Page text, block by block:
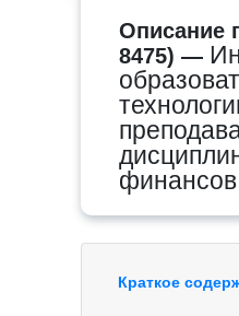
Описание
8475) —
Краткое